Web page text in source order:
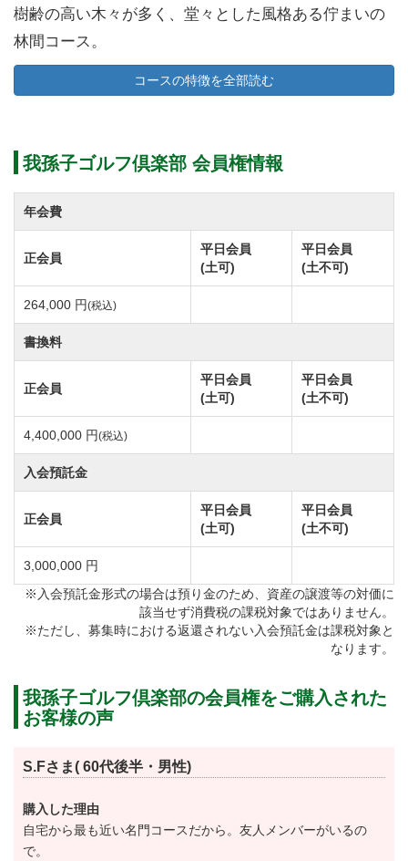
樹齢の高い木々が多く、堂々とした風格ある佇まいの
林間コース。
グリーンサイドに配されたバンカーや小さめの砲台グ
リーンなど戦略性の高さは関東屈指の全18ホール。
配されているバンカーはアゴの高さ・深さもさること
ながら種類、数も多く、”バンカーの我孫子”とも呼ば
れています。
多くのゴルファーが”バンカーの我孫子”で技術を鍛
え、レベルの高いプレイヤーに育っていきました。
世界の青木功プロ、林由郎プロがクラブを握るきっか
けにもなったコースでもあります。
理想的なゴルフコースは1グリーンであるという考えの
もと、2012年より10か月のクローズ期間を経てリニュ
アメリカを代表する著名な設計家ブライアン・シルバ
氏とカイ・ゴールビー氏によるコース改修で1グリーン
この改修はアメリカのゴルフマガジン社が選ぶ「国際
最優秀改修コース」に我孫子ゴルフ倶楽部が選ばれ世
界からも注目を集めるコースとなりました。
INコースの13番ショートホールは染井吉野や陽光桜な
ど中には樹齢の高い桜の木が配され「桜の名所」とし
フェアウェイ沿いに咲き乱れる桜と立派な松が織りな
すコントラスト…花弁が舞うホールでのプレイはいつ
桜の時期には13番～16番の一部ホールを一般公開して
いるなど、地域とのつながりも大切にしています。
コースの特徴を全部読む
我孫子ゴルフ倶楽部 会員権情報
年会費
正会員
平日会員
(土可)
平日会員
(土不可)
264,000 円(税込)
書換料
正会員
平日会員
(土可)
平日会員
(土不可)
4,400,000 円(税込)
入会預託金
正会員
平日会員
(土可)
平日会員
(土不可)
3,000,000 円
※入会預託金形式の場合は預り金のため、資産の譲渡等の対価に
該当せず消費税の課税対象ではありません。
※ただし、募集時における返還されない入会預託金は課税対象と
なります。
我孫子ゴルフ倶楽部の会員権をご購入された
お客様の声
S.Fさま( 60代後半・男性)
購入した理由
自宅から最も近い名門コースだから。友人メンバーがいるの
で。